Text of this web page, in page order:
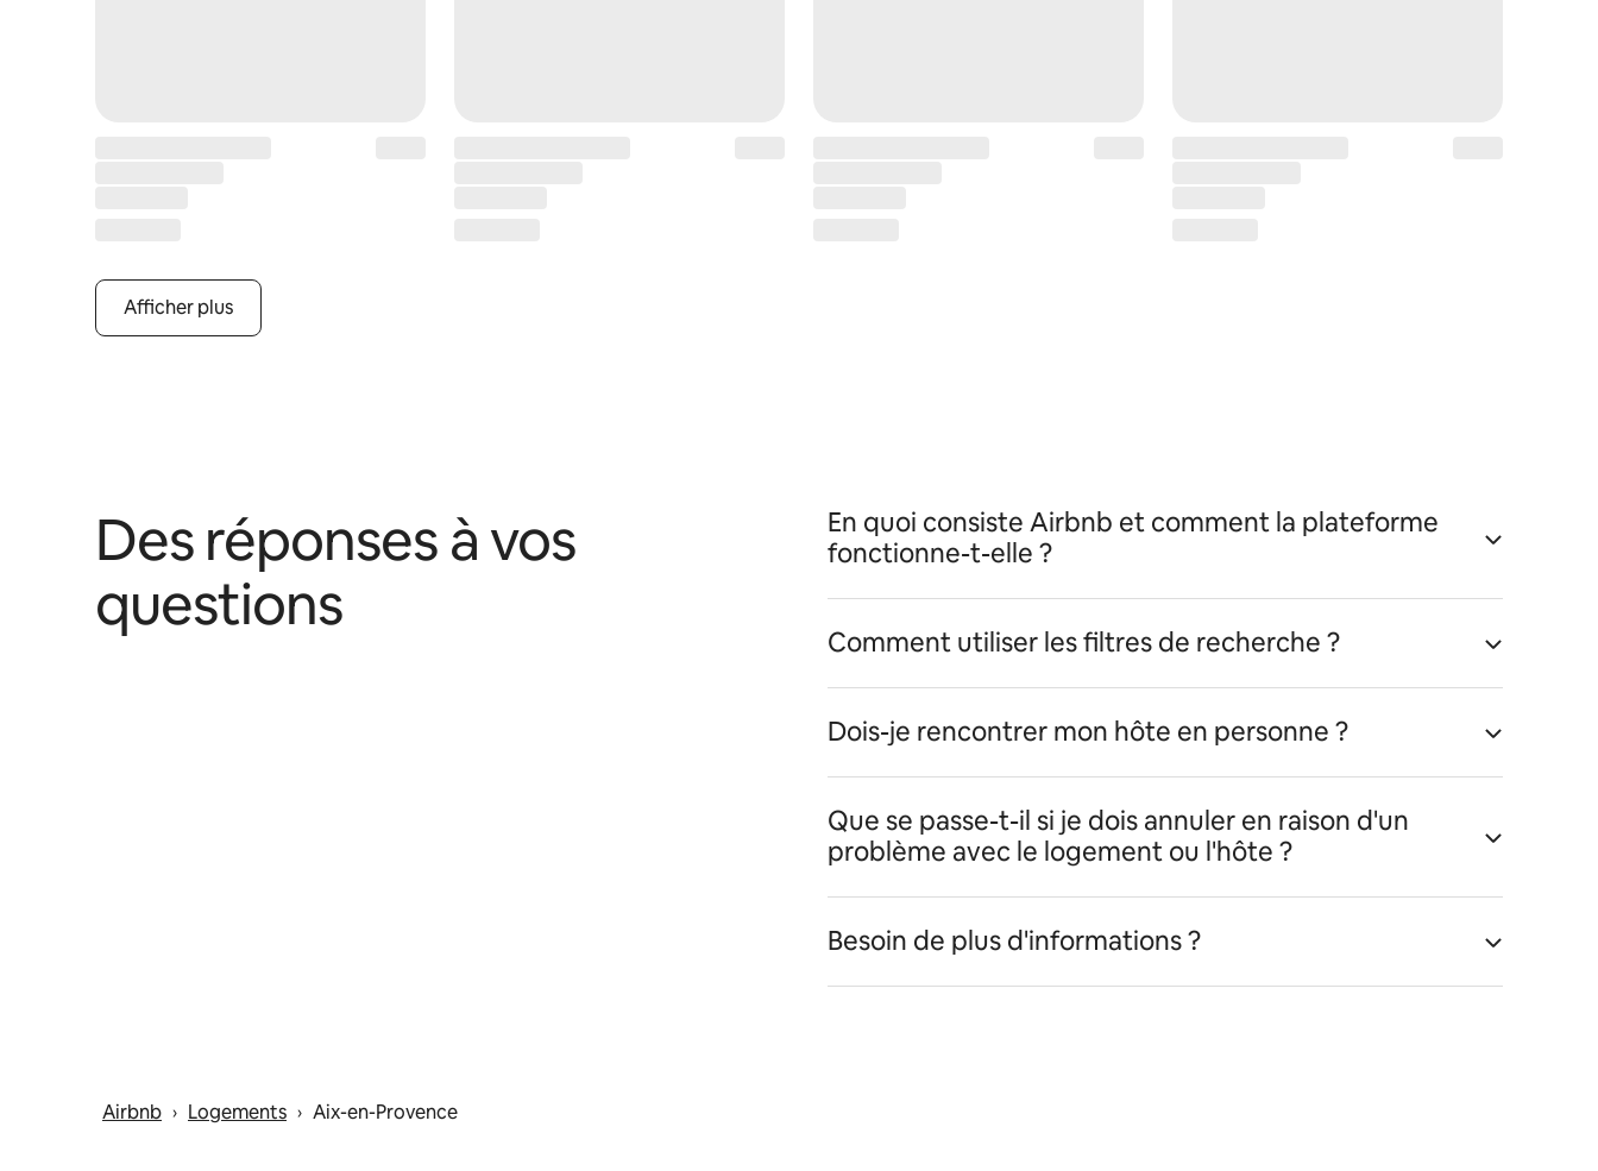
Afficher plus
Des réponses à vos
questions
En quoi consiste Airbnb et comment la plateforme
fonctionne-t-elle ?
Comment utiliser les filtres de recherche ?
Dois-je rencontrer mon hôte en personne ?
Que se passe-t-il si je dois annuler en raison d'un
problème avec le logement ou l'hôte ?
Besoin de plus d'informations ?
Airbnb › Logements › Aix-en-Provence